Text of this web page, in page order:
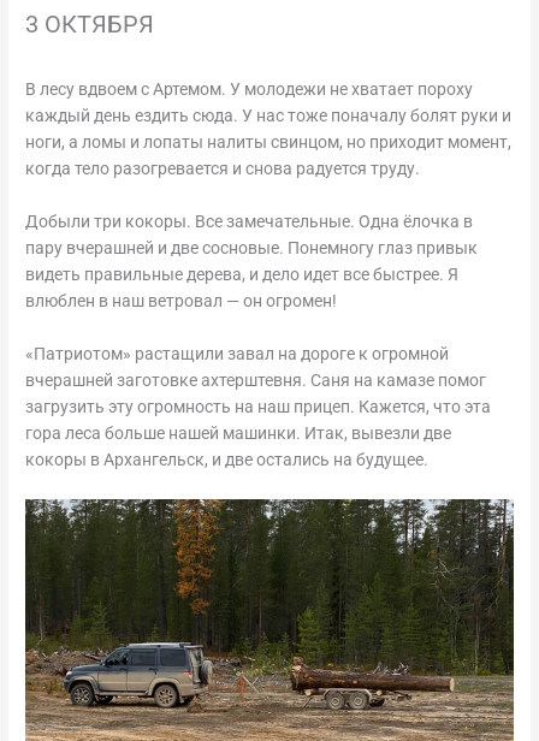
3 ОКТЯБРЯ
В лесу вдвоем с Артемом. У молодежи не хватает пороху
каждый день ездить сюда. У нас тоже поначалу болят руки и
ноги, а ломы и лопаты налиты свинцом, но приходит момент,
когда тело разогревается и снова радуется труду.
Добыли три кокоры. Все замечательные. Одна ёлочка в
пару вчерашней и две сосновые. Понемногу глаз привык
видеть правильные дерева, и дело идет все быстрее. Я
влюблен в наш ветровал — он огромен!
«Патриотом» растащили завал на дороге к огромной
вчерашней заготовке ахтерштевня. Саня на камазе помог
загрузить эту огромность на наш прицеп. Кажется, что эта
гора леса больше нашей машинки. Итак, вывезли две
кокоры в Архангельск, и две остались на будущее.